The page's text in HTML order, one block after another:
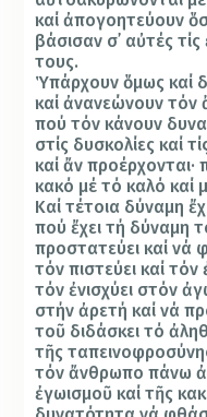
καίἀπογοητεύουνὅ
βάσισαν σ᾽ αὐτές τίς
τους.
Ὑπάρχουνὅμως καί
καίἀνανεώνουν τόν
πού τόν κάνουν
στίς δυσκολίες καί
καίἄν προέρχονται·
κακό μέ τό καλό καί
Καί τέτοια δύναμηἔ
πούἔχει τή δύναμη
προστατεύει καί νά
τόν πιστεύει καί τόν
τόνἐνισχύει στόνἀ
στήνἀρετή καί νά
τοῦ διδάσκει τόἀ
τῆς
τόνἄνθρωπο πάνωἀ
ἐγωισμοῦ καί τῆς